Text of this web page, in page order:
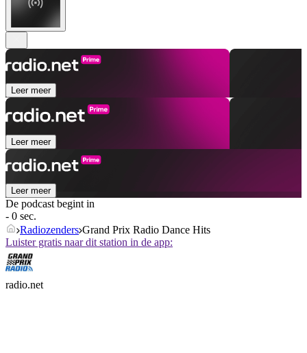
Leer meer
Leer meer
Leer meer
De podcast begint in
- 0 sec.
Radiozenders Grand Prix Radio Dance Hits
Luister gratis naar dit station in de app:
radio.net